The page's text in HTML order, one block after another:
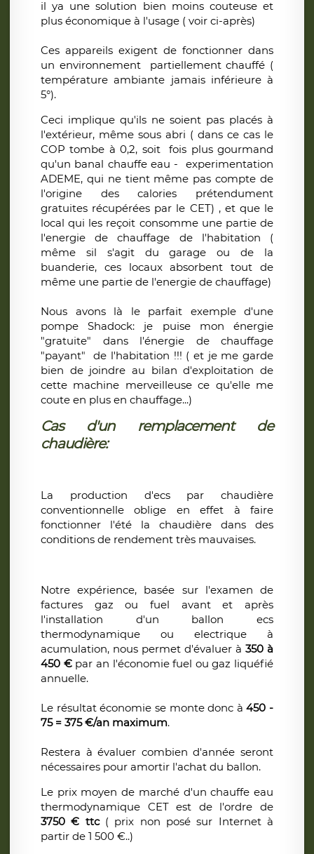
il ya une solution bien moins couteuse et
plus économique à l'usage ( voir ci-après)
Ces appareils exigent de fonctionner dans
un environnement partiellement chauffé (
température ambiante jamais inférieure à
5°).
Ceci implique qu'ils ne soient pas placés à
l'extérieur, même sous abri ( dans ce cas le
COP tombe à 0,2, soit fois plus gourmand
qu'un banal chauffe eau - experimentation
ADEME, qui ne tient même pas compte de
l'origine des calories prétendument
gratuites récupérées par le CET) , et que le
local qui les reçoit consomme une partie de
l'energie de chauffage de l'habitation (
même sil s'agit du garage ou de la
buanderie, ces locaux absorbent tout de
même une partie de l'energie de chauffage)
Nous avons là le parfait exemple d'une
pompe Shadock: je puise mon énergie
"gratuite" dans l'énergie de chauffage
"payant" de l'habitation !!! ( et je me garde
bien de joindre au bilan d'exploitation de
cette machine merveilleuse ce qu'elle me
coute en plus en chauffage...)
Cas d'un remplacement de
chaudière:
La production d'ecs par chaudière
conventionnelle oblige en effet à faire
fonctionner l'été la chaudière dans des
conditions de rendement très mauvaises.
Notre expérience, basée sur l'examen de
factures gaz ou fuel avant et après
l'installation d'un ballon ecs
thermodynamique ou electrique à
acumulation, nous permet d'évaluer à 350 à
450 €par an l'économie fuel ou gaz liquéfié
annuelle.
Le résultat économie se monte donc à450 -
75 = 375 €/an maximum.
Restera à évaluer combien d'année seront
nécessaires pour amortir l'achat du ballon.
Le prix moyen de marché d'un chauffe eau
thermodynamique CET est de l'ordre de
3750 € ttc( prix non posé sur Internet à
partir de 1 500 €..)